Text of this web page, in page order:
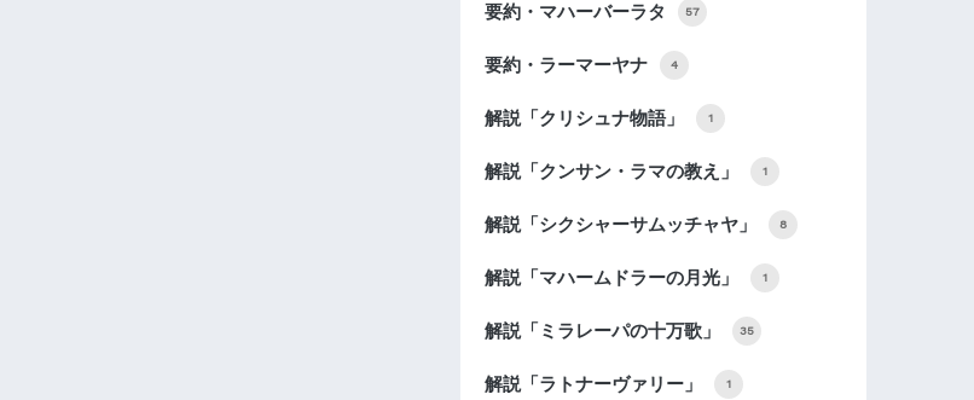
要約・マハーバーラタ 57
要約・ラーマーヤナ 4
解説「クリシュナ物語」 1
解説「クンサン・ラマの教え」 1
解説「シクシャーサムッチャヤ」 8
解説「マハームドラーの月光」 1
解説「ミラレーパの十万歌」 35
解説「ラトナーヴァリー」 1